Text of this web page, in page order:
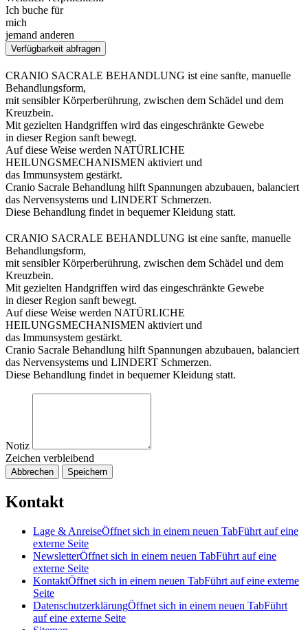
Ich buche für
mich
jemand anderen
Verfügbarkeit abfragen
CRANIO SACRALE BEHANDLUNG ist eine sanfte, manuelle
Behandlungsform,
mit sensibler Körperberührung, zwischen dem Schädel und dem
Kreuzbein.
Mit gezielten Handgriffen wird das eingeschränkte Gewebe
in dieser Region sanft bewegt.
Auf diese Weise werden NATÜRLICHE
HEILUNGSMECHANISMEN aktiviert und
das Immunsystem gestärkt.
Cranio Sacrale Behandlung hilft Spannungen abzubauen, balanciert
das Nervensystems und LINDERT Schmerzen.
Diese Behandlung findet in bequemer Kleidung statt.
CRANIO SACRALE BEHANDLUNG ist eine sanfte, manuelle
Behandlungsform,
mit sensibler Körperberührung, zwischen dem Schädel und dem
Kreuzbein.
Mit gezielten Handgriffen wird das eingeschränkte Gewebe
in dieser Region sanft bewegt.
Auf diese Weise werden NATÜRLICHE
HEILUNGSMECHANISMEN aktiviert und
das Immunsystem gestärkt.
Cranio Sacrale Behandlung hilft Spannungen abzubauen, balanciert
das Nervensystems und LINDERT Schmerzen.
Diese Behandlung findet in bequemer Kleidung statt.
Notiz
Zeichen verbleibend
Abbrechen Speichern
Kontakt
Lage & AnreiseÖffnet sich in einem neuen TabFührt auf eine
externe Seite
NewsletterÖffnet sich in einem neuen TabFührt auf eine
externe Seite
KontaktÖffnet sich in einem neuen TabFührt auf eine externe
Seite
DatenschutzerklärungÖffnet sich in einem neuen TabFührt
auf eine externe Seite